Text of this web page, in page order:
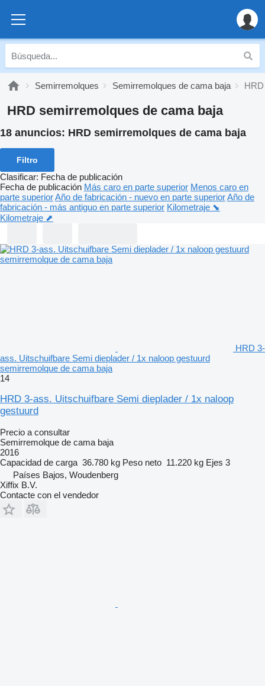
Semirremolques Semirremolques de cama baja
HRD semirremolques de cama baja
18 anuncios: HRD semirremolques de cama baja
Filtro
Clasificar: Fecha de publicación
Fecha de publicación Más caro en parte superior Menos caro en
parte superiorAño de fabricación - nuevo en parte superiorAño de
fabricación - más antiguo en parte superior Kilometraje ⬊
Kilometraje ⬈
HRD 3-
ass. Uitschuifbare Semi dieplader / 1x naloop gestuurd
semirremolque de cama baja
14
HRD 3-ass. Uitschuifbare Semi dieplader / 1x naloop
gestuurd
Precio a consultar
Semirremolque de cama baja
2016
Capacidad de carga 36.780 kg Peso neto 11.220 kg Ejes 3
Países Bajos, Woudenberg
Xiffix B.V.
Contacte con el vendedor